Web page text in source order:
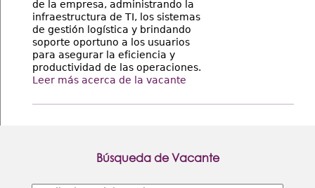
de la empresa, administrando la
infraestructura de TI, los sistemas
de gestión logística y brindando
soporte oportuno a los usuarios
para asegurar la eficiencia y
productividad de las operaciones.
Leer más acerca de la vacante
Búsqueda de Vacante